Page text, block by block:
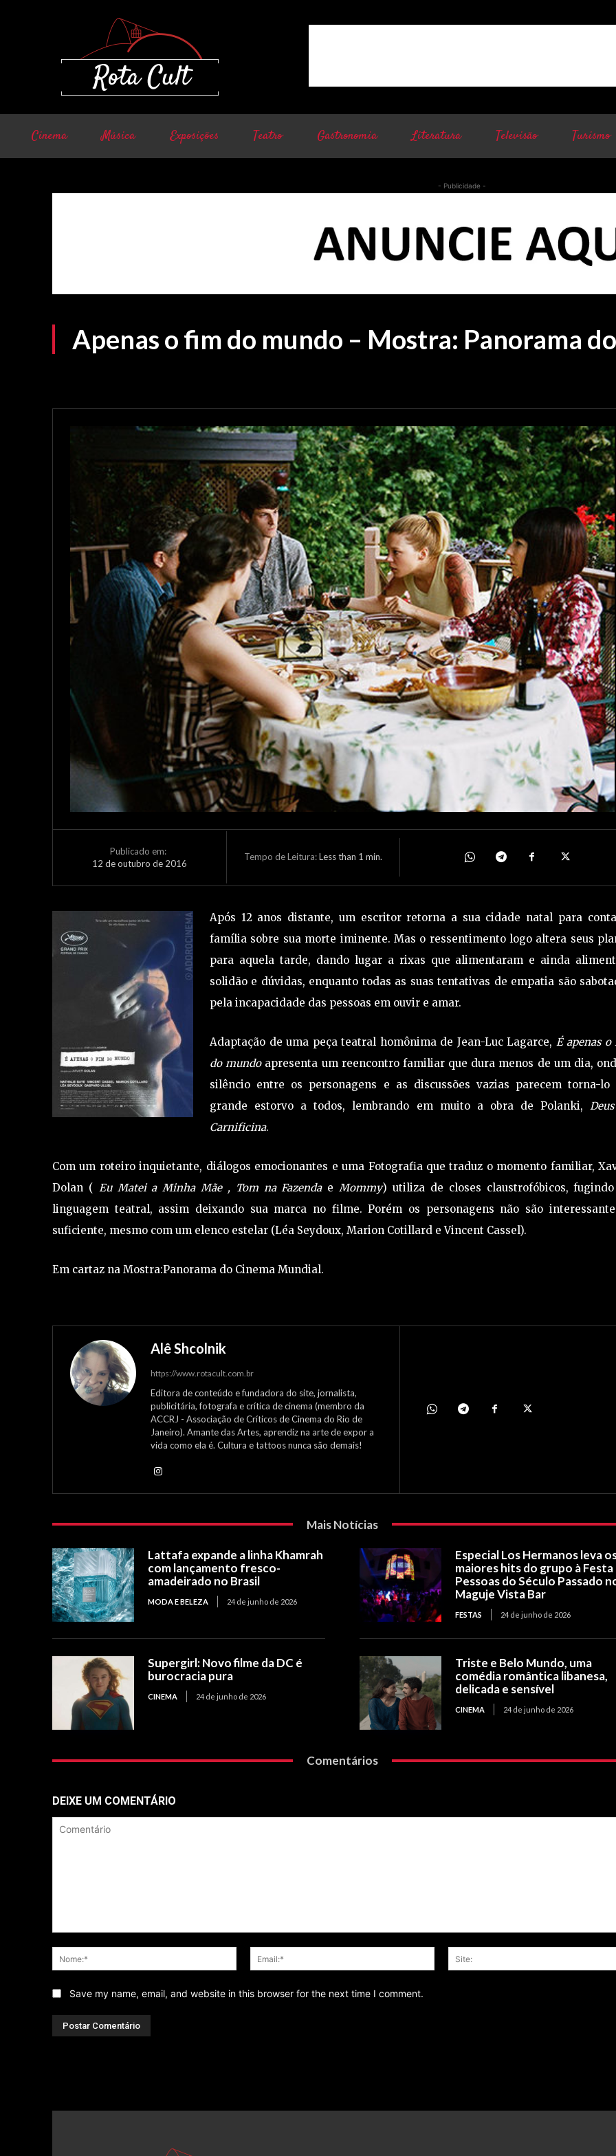
Cinema Música Exposições Teatro Gastronomia Literatura Televisão Turismo
- Publicidade -
Apenas o fim do mundo – Mostra: Panorama
Publicado em:
12 de outubro de 2016
Tempo de Leitura:Less than 1 min.
Após 12 anos distante, um escritor retorna a sua cidade natal para
família sobre sua morte iminente. Mas o ressentimento logo altera seus
para aquela tarde, dando lugar a rixas que alimentaram e ainda
solidão e dúvidas, enquanto todas as suas tentativas de empatia são
pela incapacidade das pessoas em ouvir e amar.
Adaptação de uma peça teatral homônima de Jean-Luc Lagarce, É apenas
do mundoapresenta um reencontro familiar que dura menos de um dia,
silêncio entre os personagens e as discussões vazias parecem torna-lo
grande estorvo a todos, lembrando em muito a obra de Polanki,
Carnificina.
Com um roteiro inquietante, diálogos emocionantes e uma Fotografia que traduz o momento familiar,
Dolan ( Eu Matei a Minha Mãe , Tom na Fazenda e Mommy) utiliza de closes claustrofóbicos,
linguagem teatral, assim deixando sua marca no filme. Porém os personagens não são
suficiente, mesmo com um elenco estelar (Léa Seydoux, Marion Cotillard e Vincent Cassel).
Em cartaz na Mostra:Panorama do Cinema Mundial.
Alê Shcolnik
https://www.rotacult.com.br
Editora de conteúdo e fundadora do site, jornalista,
publicitária, fotografa e crítica de cinema (membro da
ACCRJ - Associação de Críticos de Cinema do Rio de
Janeiro). Amante das Artes, aprendiz na arte de expor a
vida como ela é. Cultura e tattoos nunca são demais!
Mais Notícias
Lattafa expande a linha Khamrah
com lançamento fresco-
amadeirado no Brasil
MODA E BELEZA 24 de junho de 2026
Especial Los Hermanos leva
maiores hits do grupo à Festa
Pessoas do Século Passado
Maguje Vista Bar
FESTAS 24 de junho de 2026
Supergirl: Novo filme da DC é
burocracia pura
CINEMA 24 de junho de 2026
Triste e Belo Mundo, uma
comédia romântica libanesa,
delicada e sensível
CINEMA 24 de junho de 2026
Comentários
DEIXE UM COMENTÁRIO
Nome:*
Email:*
Save my name, email, and website in this browser for the next time I comment.